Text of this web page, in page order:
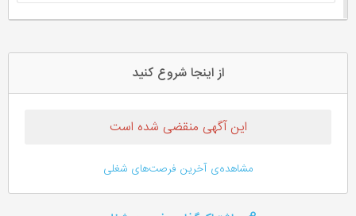
از اینجا شروع کنید
این آگهی منقضی شده است
مشاهده‌ی آخرین فرصت‌های شغلی